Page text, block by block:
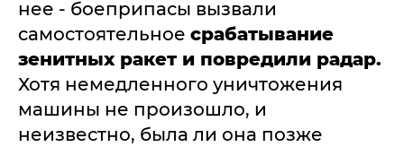
нее - боеприпасы вызвали
самостоятельное срабатывание
зенитных ракет и повредили радар.
Хотя немедленного уничтожения
машины не произошло, и
неизвестно, была ли она позже